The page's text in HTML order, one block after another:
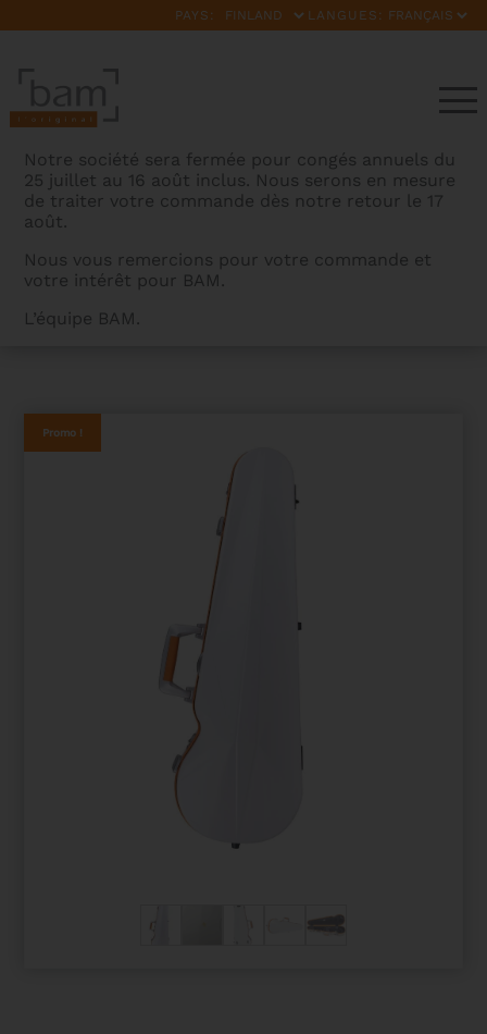
PAYS: LANGUES:
Notre société sera fermée pour congés annuels du
25 juillet au 16 août inclus. Nous serons en mesure
de traiter votre commande dès notre retour le 17
août.
Nous vous remercions pour votre commande et
votre intérêt pour BAM.
L’équipe BAM.
FORME ICE SUPREME – 2ND CHOIX
Promo !